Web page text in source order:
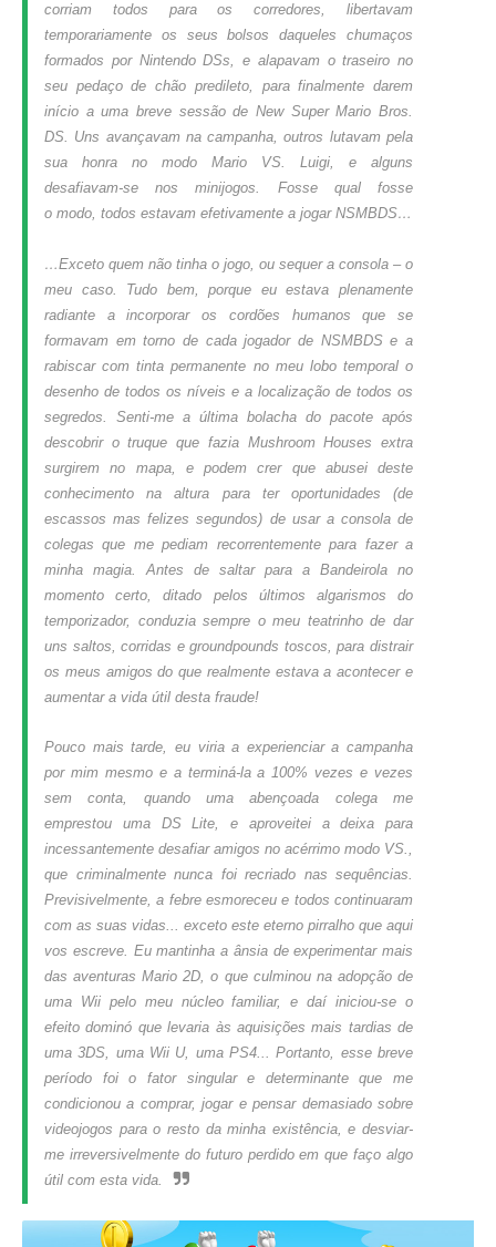
corriam todos para os corredores, libertavam
temporariamente os seus bolsos daqueles chumaços
formados por Nintendo DSs, e alapavam o traseiro no
seu pedaço de chão predileto, para finalmente darem
início a uma breve sessão de New Super Mario Bros.
DS. Uns avançavam na campanha, outros lutavam pela
sua honra no modo Mario VS. Luigi, e alguns
desafiavam-se nos minijogos. Fosse qual fosse
o modo, todos estavam efetivamente a jogar NSMBDS…
…Exceto quem não tinha o jogo, ou sequer a consola – o
meu caso. Tudo bem, porque eu estava plenamente
radiante a incorporar os cordões humanos que se
formavam em torno de cada jogador de NSMBDS e a
rabiscar com tinta permanente no meu lobo temporal o
desenho de todos os níveis e a localização de todos os
segredos. Senti-me a última bolacha do pacote após
descobrir o truque que fazia Mushroom Houses extra
surgirem no mapa, e podem crer que abusei deste
conhecimento na altura para ter oportunidades (de
escassos mas felizes segundos) de usar a consola de
colegas que me pediam recorrentementepara fazer a
minha magia. Antes de saltar para a Bandeirola no
momento certo, ditado pelos últimos algarismos do
temporizador, conduzia sempre o meu teatrinho de dar
uns saltos, corridas e groundpounds toscos, para distrair
os meus amigos do que realmente estava a acontecer e
aumentar a vida útil desta fraude!
Pouco mais tarde, eu viria a experienciar a campanha
por mim mesmo e a terminá-la a 100% vezes e vezes
sem conta, quando uma abençoada colega me
emprestou uma DS Lite, e aproveitei a deixa para
incessantemente desafiar amigos no acérrimo modo VS.,
que criminalmente nunca foi recriado nas sequências.
Previsivelmente, a febre esmoreceu e todos continuaram
com as suas vidas... exceto este eterno pirralho que aqui
vos escreve. Eu mantinha a ânsia de experimentar mais
das aventuras Mario 2D, o que culminou na adopção de
uma Wii pelo meu núcleo familiar, e daí iniciou-se o
efeito dominó que levaria às aquisições mais tardias de
uma 3DS, uma Wii U, uma PS4... Portanto, esse breve
período foi o fator singular e determinante que me
condicionou a comprar, jogar e pensar demasiado sobre
videojogos para o resto da minha existência, e desviar-
me irreversivelmente do futuro perdido em que faço algo
útil com esta vida.